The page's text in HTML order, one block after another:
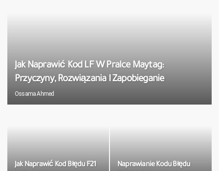
Jak Naprawić Kod LF W Pralce Maytag:
Przyczyny, Rozwiązania I Zapobieganie
Ossama Ahmed
Jak Naprawić Kod Błędu F21
Naprawianie Kodu Błędu